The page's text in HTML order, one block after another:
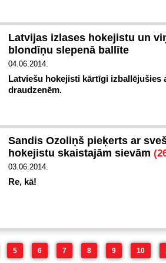
Latvijas izlases hokejistu un
blondīņu slepenā ballīte
04.06.2014.
Latviešu hokejisti kārtīgi izballējušies
draudzenēm.
Sandis Ozoliņš pieķerts ar
hokejistu skaistajām sievām
03.06.2014.
Re, kā!
5 6 7 8 9 10